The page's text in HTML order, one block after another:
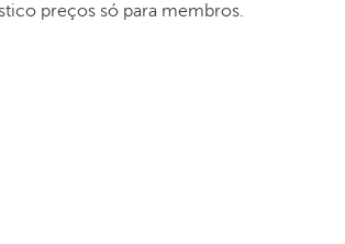
preços só para membros.